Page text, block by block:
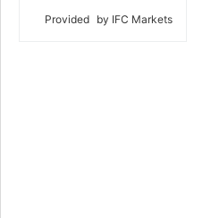
Provided by IFC Markets